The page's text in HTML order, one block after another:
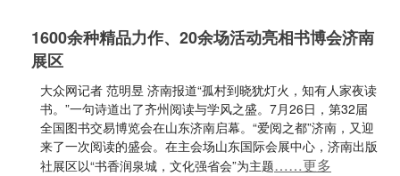
1600余种精品力作、20余场活动亮相书博会济南
展区
大众网记者 范明昱 济南报道“孤村到晓犹灯火，知有人家夜读
书。”一句诗道出了齐州阅读与学风之盛。7月26日，第32届
全国图书交易博览会在山东济南启幕。“爱阅之都”济南，又迎
来了一次阅读的盛会。在主会场山东国际会展中心，济南出版
社展区以“书香润泉城，文化强省会”为主题……更多